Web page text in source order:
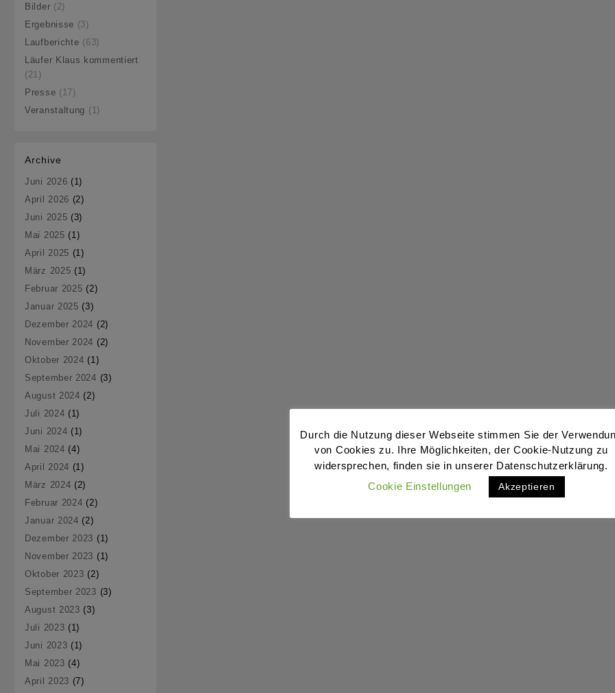
Bilder (2)
Ergebnisse (3)
Laufberichte (63)
Läufer Klaus kommentiert
(21)
Presse (17)
Veranstaltung (1)
Archive
Juni 2026 (1)
April 2026 (2)
Juni 2025 (3)
Mai 2025 (1)
April 2025 (1)
März 2025 (1)
Februar 2025 (2)
Januar 2025 (3)
Dezember 2024 (2)
November 2024 (2)
Oktober 2024 (1)
September 2024 (3)
August 2024 (2)
Juli 2024 (1)
Juni 2024 (1)
Mai 2024 (4)
April 2024 (1)
März 2024 (2)
Februar 2024 (2)
Januar 2024 (2)
Dezember 2023 (1)
November 2023 (1)
Oktober 2023 (2)
September 2023 (3)
August 2023 (3)
Juli 2023 (1)
Juni 2023 (1)
Mai 2023 (4)
April 2023 (7)
Durch die Nutzung dieser Webseite stimmen Sie der
von Cookies zu. Ihre Möglichkeiten, der Cookie-Nutzung zu
widersprechen, finden sie in unserer Datenschutzerklärung.
Cookie Einstellungen
Akzeptieren